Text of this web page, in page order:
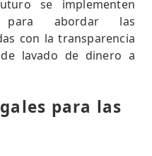
se implementen
para abordar las
con la transparencia
lavado de dinero a
para las